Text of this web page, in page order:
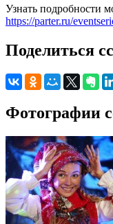
Узнать подробности
https://parter.ru/
Поделиться
Фотографии